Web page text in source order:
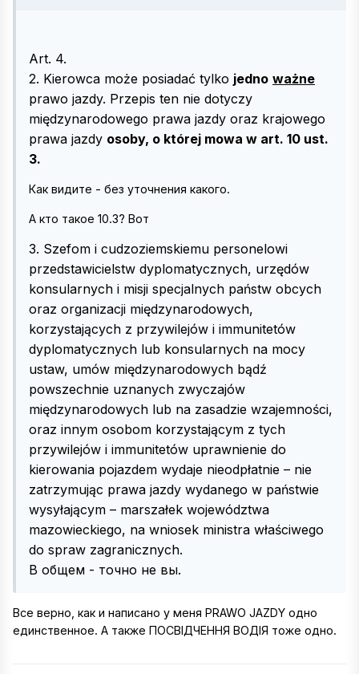
Art. 4.
2. Kierowca może posiadać tylko jedno ważne
prawo jazdy. Przepis ten nie dotyczy
międzynarodowego prawa jazdy oraz krajowego
prawa jazdy osoby, o której mowa w art. 10 ust.
3.
Как видите - без уточнения какого.
А кто такое 10.3? Вот
3. Szefom i cudzoziemskiemu personelowi
przedstawicielstw dyplomatycznych, urzędów
konsularnych i misji specjalnych państw obcych
oraz organizacji międzynarodowych,
korzystających z przywilejów i immunitetów
dyplomatycznych lub konsularnych na mocy
ustaw, umów międzynarodowych bądź
powszechnie uznanych zwyczajów
międzynarodowych lub na zasadzie wzajemności,
oraz innym osobom korzystającym z tych
przywilejów i immunitetów uprawnienie do
kierowania pojazdem wydaje nieodpłatnie – nie
zatrzymując prawa jazdy wydanego w państwie
wysyłającym – marszałek województwa
mazowieckiego, na wniosek ministra właściwego
do spraw zagranicznych.
В общем - точно не вы.
Все верно, как и написано у меня PRAWO JAZDY одно
единственное. А также ПОСВIДЧЕННЯ ВОДIЯ тоже одно.